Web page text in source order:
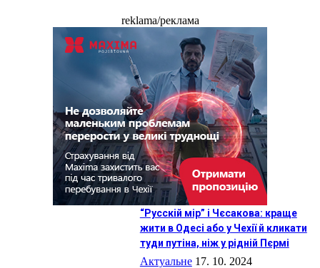
reklama/реклама
“Русскій мір” і Чєсакова: краще
жити в Одесі або у Чехії й кликати
туди путіна, ніж у рідній Пєрмі
Актуальне 17. 10. 2024